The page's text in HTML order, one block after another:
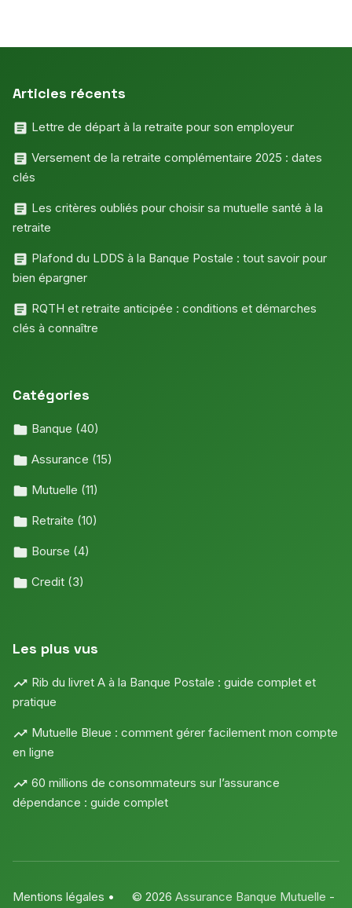
Articles récents
Lettre de départ à la retraite pour son employeur
Versement de la retraite complémentaire 2025 : dates
clés
Les critères oubliés pour choisir sa mutuelle santé à la
retraite
Plafond du LDDS à la Banque Postale : tout savoir pour
bien épargner
RQTH et retraite anticipée : conditions et démarches
clés à connaître
Catégories
Banque (40)
Assurance (15)
Mutuelle (11)
Retraite (10)
Bourse (4)
Credit (3)
Les plus vus
Rib du livret A à la Banque Postale : guide complet et
pratique
Mutuelle Bleue : comment gérer facilement mon compte
en ligne
60 millions de consommateurs sur l’assurance
dépendance : guide complet
Mentions légales • © 2026Assurance Banque Mutuelle -